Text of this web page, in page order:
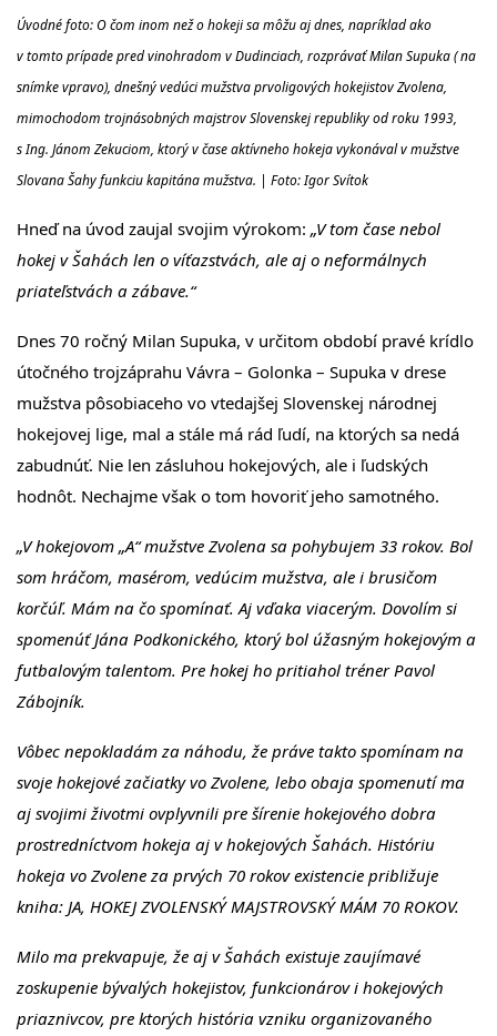
Úvodné foto: O čom inom než o hokeji sa môžu aj dnes, napríklad ako
v tomto prípade pred vinohradom v Dudinciach, rozprávať Milan Supuka ( na
snímke vpravo), dnešný vedúci mužstva prvoligových hokejistov Zvolena,
mimochodom trojnásobných majstrov Slovenskej republiky od roku 1993,
s Ing. Jánom Zekuciom, ktorý v čase aktívneho hokeja vykonával v mužstve
Slovana Šahy funkciu kapitána mužstva. | Foto: Igor Svítok
Hneď na úvod zaujal svojim výrokom: „V tom čase nebol
hokej v Šahách len o víťazstvách, ale aj o neformálnych
priateľstvách a zábave.“
Dnes 70 ročný Milan Supuka, v určitom období pravé krídlo
útočného trojzáprahu Vávra – Golonka – Supuka v drese
mužstva pôsobiaceho vo vtedajšej Slovenskej národnej
hokejovej lige, mal a stále má rád ľudí, na ktorých sa nedá
zabudnúť. Nie len zásluhou hokejových, ale i ľudských
hodnôt. Nechajme však o tom hovoriť jeho samotného.
„V hokejovom „A“ mužstve Zvolena sa pohybujem 33 rokov. Bol
som hráčom, masérom, vedúcim mužstva, ale i brusičom
korčúľ. Mám na čo spomínať. Aj vďaka viacerým. Dovolím si
spomenúť Jána Podkonického, ktorý bol úžasným hokejovým a
futbalovým talentom. Pre hokej ho pritiahol tréner Pavol
Zábojník.
Vôbec nepokladám za náhodu, že práve takto spomínam na
svoje hokejové začiatky vo Zvolene, lebo obaja spomenutí ma
aj svojimi životmi ovplyvnili pre šírenie hokejového dobra
prostredníctvom hokeja aj v hokejových Šahách. Históriu
hokeja vo Zvolene za prvých 70 rokov existencie približuje
kniha: JA, HOKEJ ZVOLENSKÝ MAJSTROVSKÝ MÁM 70 ROKOV.
Milo ma prekvapuje, že aj v Šahách existuje zaujímavé
zoskupenie bývalých hokejistov, funkcionárov i hokejových
priaznivcov, pre ktorých história vzniku organizovaného